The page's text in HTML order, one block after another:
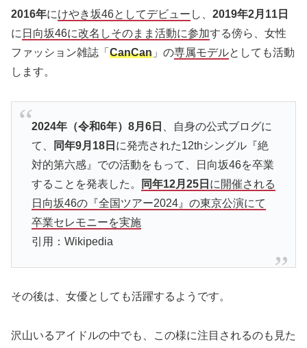
2016年にけやき坂46としてデビュー し、 2019年2月11日
に 日向坂46に改名しそのまま活動に参加する傍ら、女性
ファッション雑誌「 CanCan 」の専属モデルとしても活動
します。
2024年（令和6年）8月6日
、自身の公式ブログに
て、
同年9月18日 に発売された12thシングル『絶
対的第六感』での活動をもって、日向坂46を卒業
することを発表した。
同年12月25日 に開催される
日向坂46の『全国ツアー2024』の東京公演にて
卒業セレモニーを実施
引用：Wikipedia
その後は、女優としても活躍するようです。
沢山いるアイドルの中でも、この様に注目されるのも見た